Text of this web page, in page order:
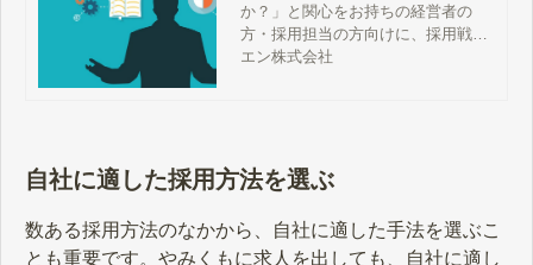
式】企業様向けサイト
か？」と関心をお持ちの経営者の
方・採用担当の方向けに、採用戦略
について解説します。採用戦略を立
エン株式会社
自社に適した採用方法を選ぶ
数ある採用方法のなかから、自社に適した手法を選ぶこ
とも重要です。やみくもに求人を出しても、自社に適し